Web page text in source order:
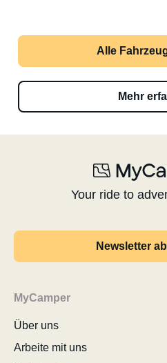
Alle
Mehr
Your ride to
Newsletter
MyCamper
Über uns
Arbeite mit uns